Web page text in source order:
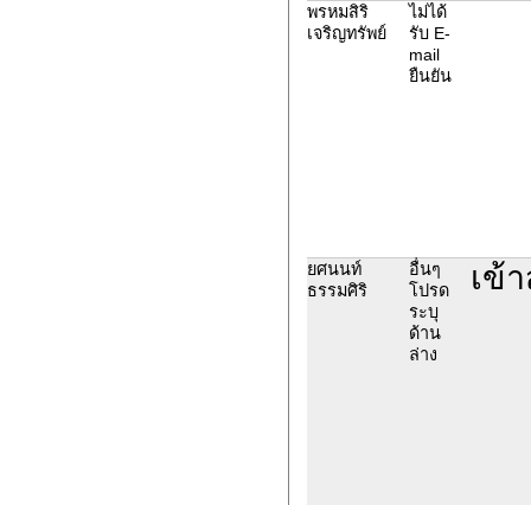
พรหมสิริ
เจริญทรัพย์
ไม่ได้
รับ E-
mail
ยืนยัน
ยศนนท์
ธรรมศิริ
อื่นๆ
โปรด
ระบุ
ด้าน
ล่าง
เข้